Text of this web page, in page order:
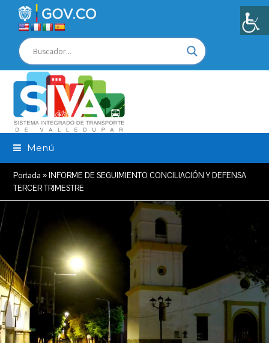
Menú
Portada »INFORME DE SEGUIMIENTO CONCILIACIÓN Y DEFENSA
TERCER TRIMESTRE